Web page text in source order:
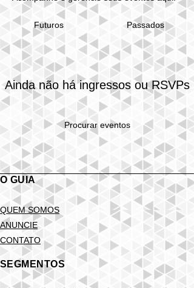
Futuros Passados
Ainda não há ingressos ou RSVPs
Procurar eventos
O GUIA
QUEM SOMOS
ANUNCIE
CONTATO
SEGMENTOS